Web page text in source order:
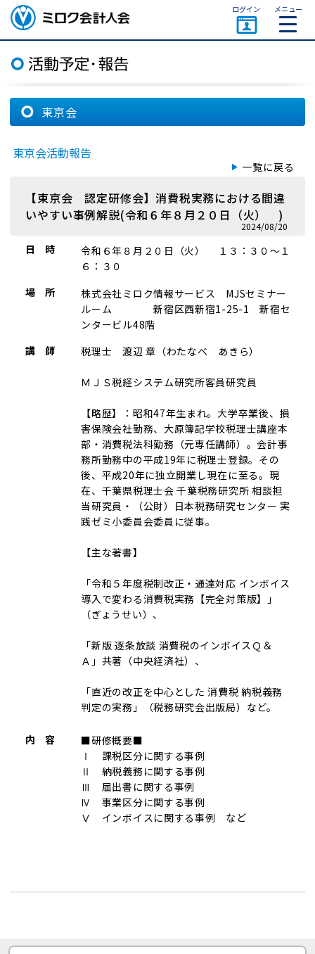
ミロク会計人会 MIROKU
ACCOUNTING PERSON
ASSOCIATION
ログイン メニュー
東京会
東京会活動報告
一覧に戻る
【東京会 認定研修会】消費税実務における間違
いやすい事例解説(令和６年８月２０日（火） )
2024/08/20
日 時
令和６年８月２０日（火） １３：３０～１
６：３０
場 所
株式会社ミロク情報サービス MJSセミナー
ルーム 新宿区西新宿1-25-1 新宿セ
ンタービル48階
講 師
税理士 渡辺 章（わたなべ あきら）
ＭＪＳ税経システム研究所客員研究員
【略歴】：昭和47年生まれ。大学卒業後、損
害保険会社勤務、大原簿記学校税理士講座本
部・消費税法科勤務（元専任講師）。会計事
務所勤務中の平成19年に税理士登録。その
後、平成20年に独立開業し現在に至る。現
在、千葉県税理士会 千葉税務研究所 相談担
当研究員・（公財）日本税務研究センター 実
践ゼミ小委員会委員に従事。
【主な著書】
「令和５年度税制改正・通達対応 インボイス
導入で変わる消費税実務【完全対策版】」
（ぎょうせい）、
「新版 逐条放談 消費税のインボイスＱ＆
Ａ」共著（中央経済社）、
「直近の改正を中心とした 消費税 納税義務
判定の実務」（税務研究会出版局）など。
内 容
■研修概要■
Ⅰ 課税区分に関する事例
Ⅱ 納税義務に関する事例
Ⅲ 届出書に関する事例
Ⅳ 事業区分に関する事例
Ⅴ インボイスに関する事例 など